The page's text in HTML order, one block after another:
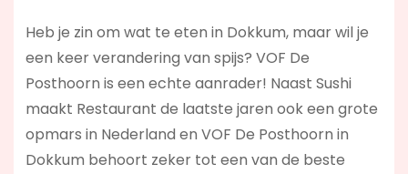
Heb je zin om wat te eten in Dokkum, maar wil je
een keer verandering van spijs? VOF De
Posthoorn is een echte aanrader! Naast Sushi
maakt Restaurant de laatste jaren ook een grote
opmars in Nederland en VOF De Posthoorn in
Dokkum behoort zeker tot een van de beste